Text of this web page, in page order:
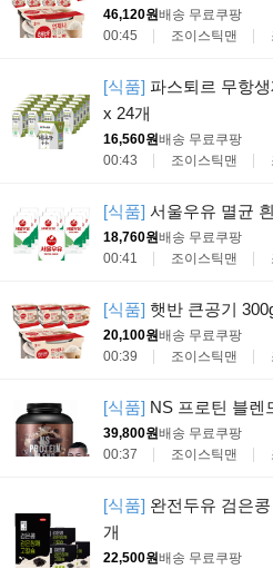
46,120원배송 무료쿠팡
00:45
조이스틱맨
[식품] 파스퇴르 무항
x 24개
16,560원배송 무료쿠팡
00:43
조이스틱맨
[식품] 서울우유 멸균
18,760원배송 무료쿠팡
00:41
조이스틱맨
[식품] 햇반 큰공기
20,100원배송 무료쿠팡
00:39
조이스틱맨
[식품] NS 프로틴 블렌
39,800원배송 무료쿠팡
00:37
조이스틱맨
[식품] 완전두유 검은
개
22,500원배송 무료쿠팡